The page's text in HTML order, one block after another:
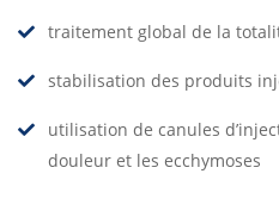
traitement global de la
stabilisation des produits
utilisation de canules
douleur et les ecchymoses